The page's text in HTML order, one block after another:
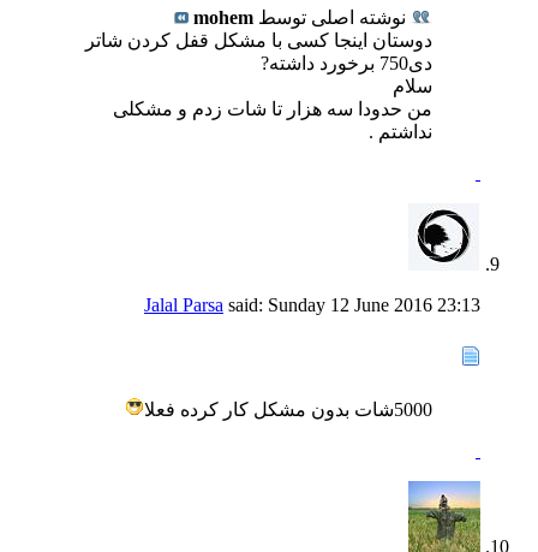
نوشته اصلی توسط mohem
دوستان اینجا کسی با مشکل قفل کردن شاتر
دی750 برخورد داشته?
سلام
من حدودا سه هزار تا شات زدم و مشکلی
نداشتم .
Jalal Parsa said: Sunday 12 June 2016 23:13
5000شات بدون مشکل کار کرده فعلا